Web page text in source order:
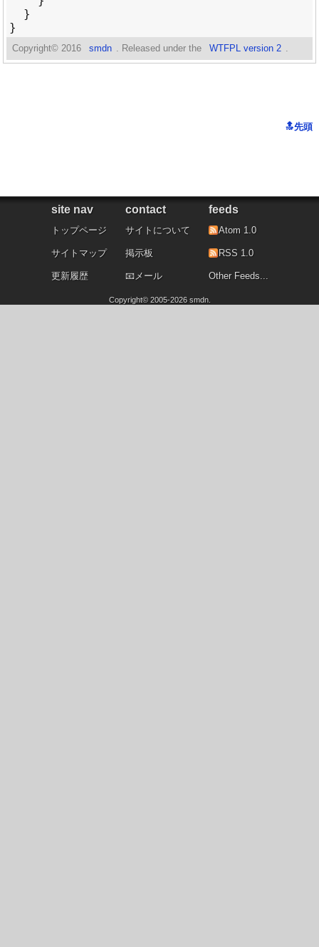
Copyright© 2016 smdn . Released under the WTFPL version 2
site nav
トップページ
サイトマップ
更新履歴
contact
サイトについて
掲示板
メール
feeds
Atom 1.0
RSS 1.0
Other Feeds...
Copyright© 2005-2026 smdn.